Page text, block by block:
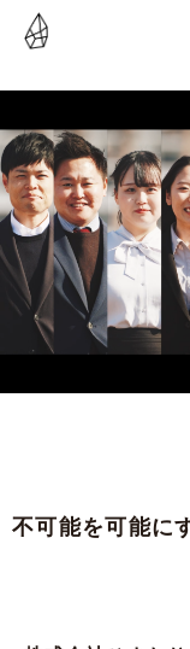
不可能を可能に